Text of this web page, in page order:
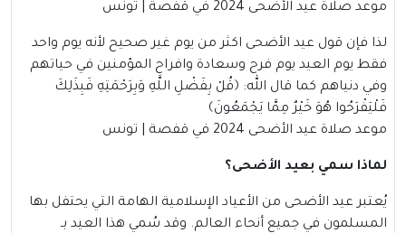
موعد صلاة عيد الأضحى 2024 في قفصة | تونس
لذا فإن قول عيد الأضحى اكثر من يوم غير صحيح لأنه يوم واحد
فقط يوم العيد يوم فرح وسعادة وافراح المؤمنين في حياتهم
وفي دنياهم كما قال الله: ﴿قُلْ بِفَضْلِ اللَّهِ وَبِرَحْمَتِهِ فَبِذَلِكَ
فَلْيَفْرَحُوا هُوَ خَيْرٌ مِمَّا يَجْمَعُونَ﴾
موعد صلاة عيد الأضحى 2024 في قفصة | تونس
لماذا سمي بعيد الأضحى؟
يُعتبر عيد الأضحى من الأعياد الإسلامية الهامة التي يحتفل بها
المسلمون في جميع أنحاء العالم. وقد سُمي هذا العيد بـ